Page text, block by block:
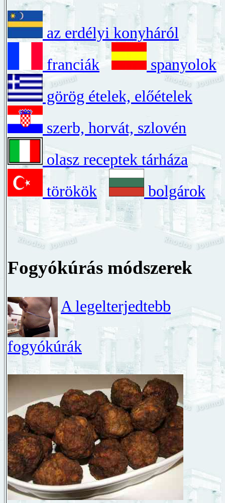
az erdélyi konyháról
franciák
spanyolok
görög ételek, előételek
szerb, horvát, szlovén
olasz receptek tárháza
törökök
bolgárok
Fogyókúrás módszerek
A legelterjedtebb
fogyókúrák